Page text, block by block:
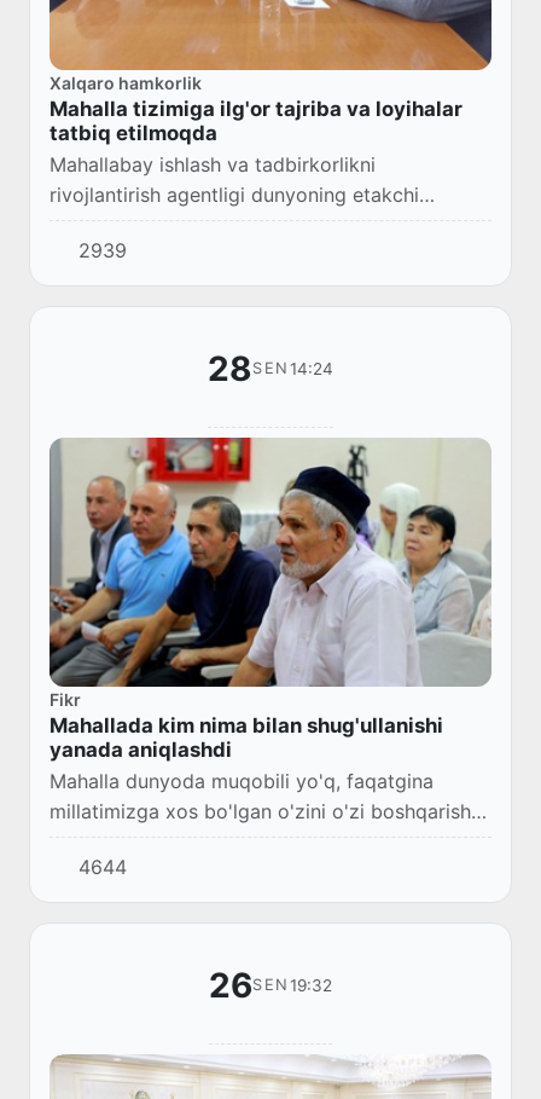
Xalqaro hamkorlik
Mahalla tizimiga ilg'or tajriba va loyihalar
tatbiq etilmoqda
Mahallabay ishlash va tadbirkorlikni
rivojlantirish agentligi dunyoning etakchi
davlatlari bilan hamkorlik qilib, amaliyotda ilg'or
tajribalarni qo'llamoqda.
2939
28SEN 14:24
Fikr
Mahallada kim nima bilan shug'ullanishi
yanada aniqlashdi
Mahalla dunyoda muqobili yo'q, faqatgina
millatimizga xos bo'lgan o'zini o'zi boshqarish
maskani.
4644
26SEN 19:32